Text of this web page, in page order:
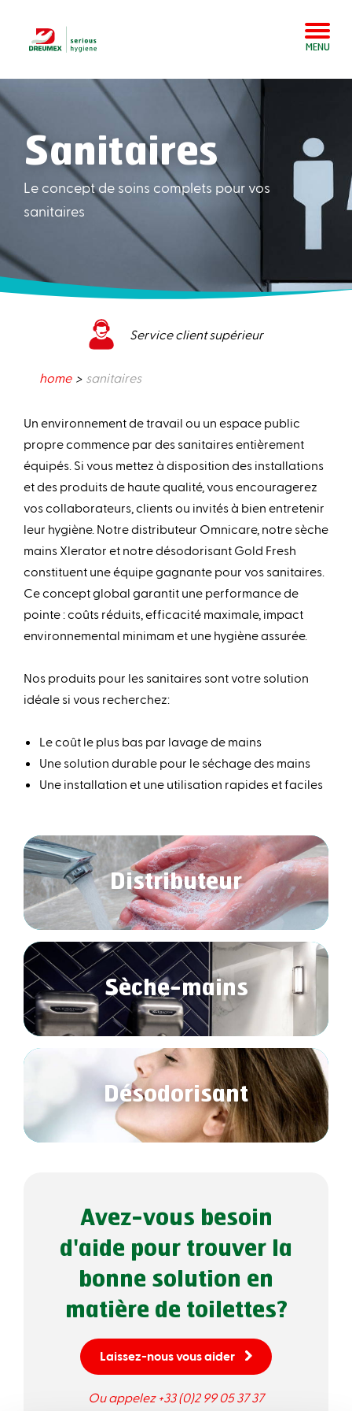
MENU
Sanitaires
Le concept de soins complets pour vos
sanitaires
Service client supérieur
home sanitaires
Un environnement de travail ou un espace public
propre commence par des sanitaires entièrement
équipés. Si vous mettez à disposition des installations
et des produits de haute qualité, vous encouragerez
vos collaborateurs, clients ou invités à bien entretenir
leur hygiène. Notre distributeur Omnicare, notre sèche
mains Xlerator et notre désodorisant Gold Fresh
constituent une équipe gagnante pour vos sanitaires.
Ce concept global garantit une performance de
pointe : coûts réduits, efficacité maximale, impact
environnemental minimam et une hygiène assurée.​
Nos produits pour les sanitaires sont votre solution
idéale si vous recherchez:
Le coût le plus bas par lavage de mains
Une solution durable pour le séchage des mains
Une installation et une utilisation rapides et faciles
Distributeur
Sèche-mains
Désodorisant
Avez-vous besoin
d'aide pour trouver la
bonne solution en
matière de toilettes?
Laissez-nous vous aider
Ou appelez +33 (0)2 99 05 37 37